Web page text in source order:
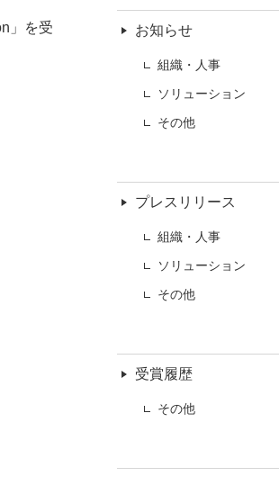
」を受 お知らせ
組織・人事
ソリューション
その他
プレスリリース
組織・人事
ソリューション
その他
受賞履歴
その他